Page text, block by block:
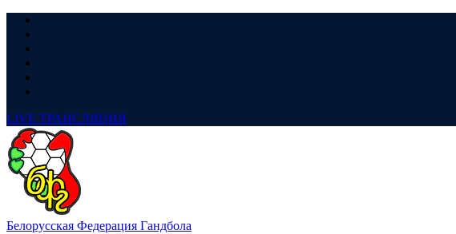
LIVE ТРАНСЛЯЦИЯ
Белорусская Федерация Гандбола